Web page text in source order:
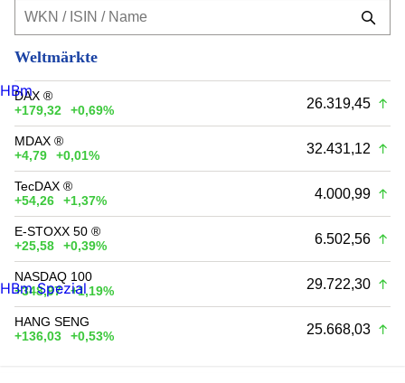
Weltmärkte
DAX ®
+179,32
+0,69% 26.319,45
MDAX ®
+4,79
+0,01% 32.431,12
TecDAX ®
+54,26
+1,37% 4.000,99
E-STOXX 50 ®
+25,58
+0,39% 6.502,56
NASDAQ 100
+348,97
+1,19% 29.722,30
HANG SENG
+136,03
+0,53% 25.668,03
HBm
HBm Spezial